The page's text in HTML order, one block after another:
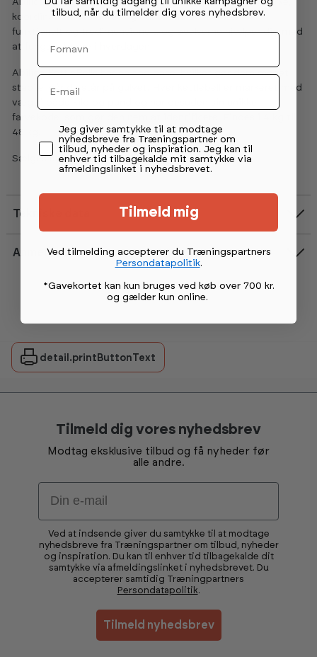
Abilica KettleBells er perfekt til dig, der ønsker øget styrke,
koordination, stabilitet og udholdenhed. Du træner
funktionelt og tredimensionelt, og øvelserne hjælper dig med
at fungere bedre i hverdagen.
Abilica KettleBells har en flad base, hvilket gør dem meget
stabile, når de står på gulvet. Hver kettlebell er markeret med
vægt i både kilo og pund og har desuden sin unikke
farvekode, som gør den nem at identificere. Findes i 4 kg til
48 kg.
Sælges enkeltvis.
Tekniske data
Anmeldelser
Vurdering:
4.8 ud af 5 stjerner
detail.printButtonText
Tilmeld dig vores nyhedsbrev
Modtag eksklusive tilbud og få nyheder før
alle andre.
Email
Ved at indsende giver du samtykke til at modtage
nyhedsbreve fra Træningspartner om tilbud, nyheder
og inspiration. Du kan til enhver tid tilbagekalde dit
samtykke via afmeldingslinket i nyhedsbrevet. Du
accepterer samtidig Træningpartners
Persondatapolitik.
Tilmeld nyhedsbrev
tilbud, når du tilmelder dig vores nyhedsbrev.
Fornavn
Email
Permission tekst
Jeg giver samtykke til at modtage
nyhedsbreve fra Træningspartner om
tilbud, nyheder og inspiration. Jeg kan til
enhver tid tilbagekalde mit samtykke via
afmeldingslinket i nyhedsbrevet.
Tilmeld mig
Ved tilmelding accepterer du Træningspartners
Persondatapolitik.
*Gavekortet kan kun bruges ved køb over 700 kr.
og gælder kun online.